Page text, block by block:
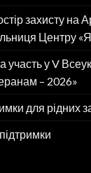
захисту на
Центру
у V
– 2026»
для рідних